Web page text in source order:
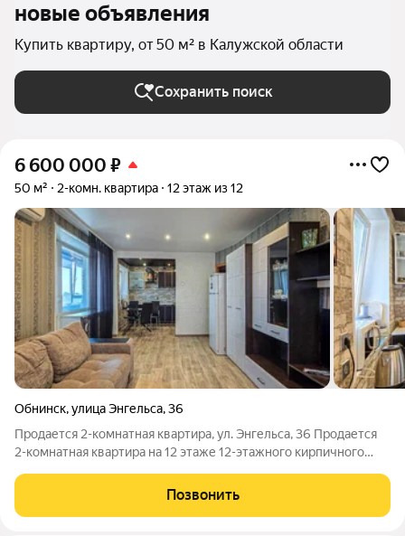
новые объявления
Купить квартиру, от 50 м² в Калужской области
Сохранить поиск
6 600 000 ₽
50 м² 2-комн. квартира 12 этаж из 12
Обнинск,улица Энгельса,36
Продается 2-комнатная квартира, ул. Энгельса, 36 Продается
2-комнатная квартира на 12 этаже 12-этажного кирпичного
Позвонить